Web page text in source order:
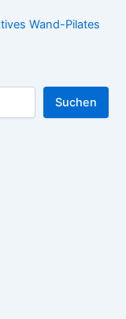
Wand-Pilates
Suchen